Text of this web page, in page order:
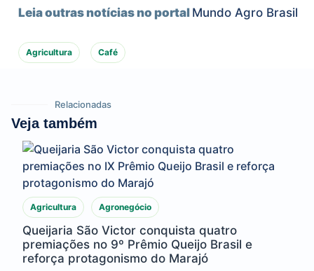
Leia outras notícias no portal Mundo Agro Brasil
Agricultura Café
Relacionadas
Veja também
Agricultura Agronegócio
Queijaria São Victor conquista quatro
premiações no 9º Prêmio Queijo Brasil e
reforça protagonismo do Marajó